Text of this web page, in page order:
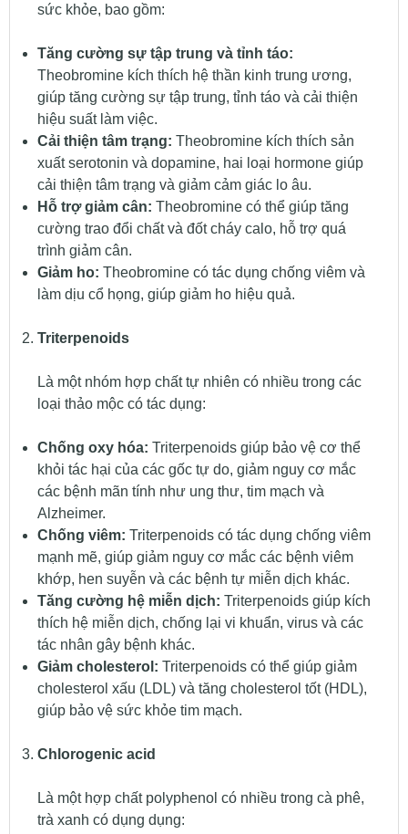
sức khỏe, bao gồm:
Tăng cường sự tập trung và tỉnh táo:
Theobromine kích thích hệ thần kinh trung ương,
giúp tăng cường sự tập trung, tỉnh táo và cải thiện
hiệu suất làm việc.
Cải thiện tâm trạng: Theobromine kích thích sản
xuất serotonin và dopamine, hai loại hormone giúp
cải thiện tâm trạng và giảm cảm giác lo âu.
Hỗ trợ giảm cân: Theobromine có thể giúp tăng
cường trao đổi chất và đốt cháy calo, hỗ trợ quá
trình giảm cân.
Giảm ho: Theobromine có tác dụng chống viêm và
làm dịu cổ họng, giúp giảm ho hiệu quả.
Triterpenoids
Là một nhóm hợp chất tự nhiên có nhiều trong các
loại thảo mộc có tác dụng:
Chống oxy hóa: Triterpenoids giúp bảo vệ cơ thể
khỏi tác hại của các gốc tự do, giảm nguy cơ mắc
các bệnh mãn tính như ung thư, tim mạch và
Alzheimer.
Chống viêm: Triterpenoids có tác dụng chống viêm
mạnh mẽ, giúp giảm nguy cơ mắc các bệnh viêm
khớp, hen suyễn và các bệnh tự miễn dịch khác.
Tăng cường hệ miễn dịch: Triterpenoids giúp kích
thích hệ miễn dịch, chống lại vi khuẩn, virus và các
tác nhân gây bệnh khác.
Giảm cholesterol: Triterpenoids có thể giúp giảm
cholesterol xấu (LDL) và tăng cholesterol tốt (HDL),
giúp bảo vệ sức khỏe tim mạch.
Chlorogenic acid
Là một hợp chất polyphenol có nhiều trong cà phê,
trà xanh có dụng dụng: